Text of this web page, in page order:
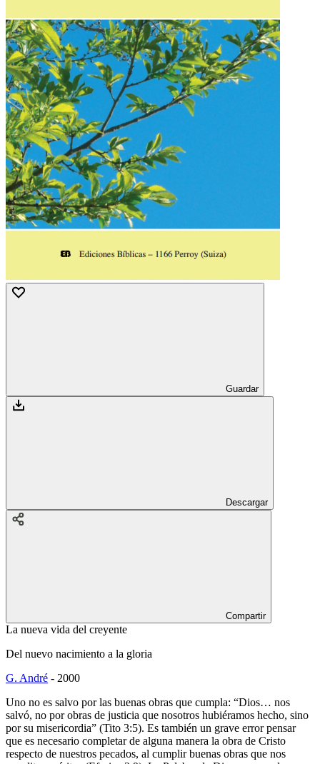
Guardar
Descargar
Compartir
La nueva vida del creyente
Del nuevo nacimiento a la gloria
G. André - 2000
Uno no es salvo por las buenas obras que cumpla: “Dios… nos
salvó, no por obras de justicia que nosotros hubiéramos hecho, sino
por su misericordia” (Tito 3:5). Es también un grave error pensar
que es necesario completar de alguna manera la obra de Cristo
respecto de nuestros pecados, al cumplir buenas obras que nos